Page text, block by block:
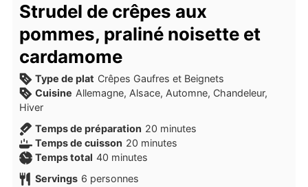
Strudel de crêpes aux
pommes, praliné noisette et
cardamome
Type de plat Crêpes Gaufres et Beignets
Cuisine Allemagne, Alsace, Automne, Chandeleur,
Hiver
Temps de préparation 20 minutes
minutes
Temps de cuisson 20 minutes
minutes
Temps total 40 minutes
minutes
Servings 6 personnes